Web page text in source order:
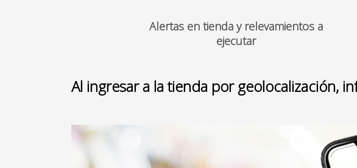
Alertas en tienda y relevamientos a
ejecutar
Al ingresar a la tienda por geolocalización,